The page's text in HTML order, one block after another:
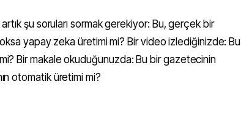
şu soruları sormak gerekiyor: Bu, gerçek bir
yapay zeka üretimi mi? Bir video izlediğinizde: Bu
Bir makale okuduğunuzda: Bu bir gazetecinin
otomatik üretimi mi?